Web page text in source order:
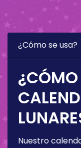
¿Cómo se usa?
¿CÓMO
Nuestro